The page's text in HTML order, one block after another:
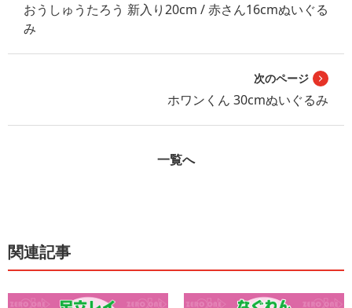
おうしゅうたろう 新入り20cm / 赤さん16cmぬいぐる
み
次のページ
ホワンくん 30cmぬいぐるみ
一覧へ
関連記事